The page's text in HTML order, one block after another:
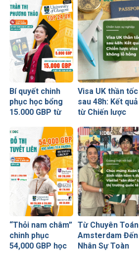
Bí quyết chinh
phục học bổng
15.000 GBP từ
Glasgow của nữ
sinh Ngoại
thương
Visa UK thần tốc
sau 48h: Kết quả
từ Chiến lược
hổng
“Thỏi nam châm”
chinh phục
54,000 GBP học
Từ Chuyên Toán
Amsterdam Đến
Nhân Sự Toàn